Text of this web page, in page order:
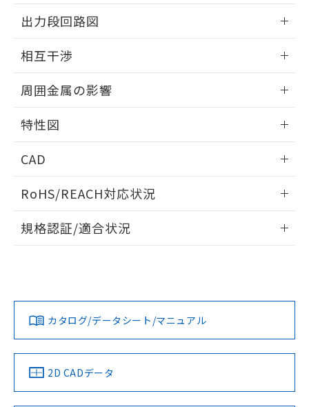
外形図
出力段回路図
出力段回路図
タイムチャート
相互干渉
相互干渉
A: 80mm以上、B: 60mm以上
周囲金属の影響
周囲金属の影響
特性図
検出物体の大きさと材質による影響
CAD
ドすることができます。
ログイン/会員登録
ダウンロードデータをご利用いただく前に、以下を必ずお読
みください。
ソフトウェアの使用条件
RoHS/REACH対応状況
EU RoHS 注意事項・凡例
対応済み
中国 RoHS 注意事項・凡例
規格認証/適合状況
LR型式承認
（イギリス
船舶規格）
DNV型式承認
（ノルウェー
BV型式承認
（フランス
KR型式
（韓国
No No No No
カタログ/データシート/マニュアル
2D CADデータ
用者の範囲」に記載されている法人を
指します。
51物質の非含有証明書（当社基準）
※本証明書は発行日時点で非含有を証明す
ものではありません。
また、RoHS指令のフタル酸エステル類４
物質の対応では、対応完了までの期間は出
荷製品に未対応品が混在することから備考
欄に対応日を記載しておりました。
既に当社にて対応品への在庫切替を完了
していることから、特段のことがない限